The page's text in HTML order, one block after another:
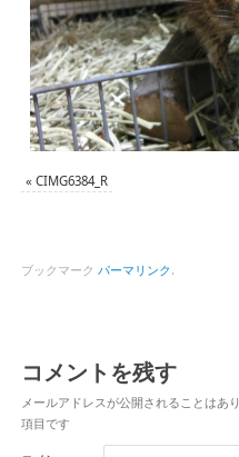
« CIMG6384_R
ブックマーク パーマリンク .
コメントを残す
メールアドレスが公開されることはあり
項目です